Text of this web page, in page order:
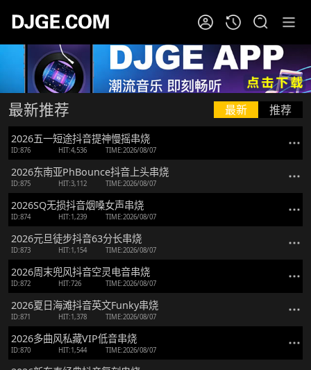
最新推荐 最新 推荐
2026五一短途抖音提神慢摇串烧
ID:876 HIT:4,536 TIME:2026/08/07
2026东南亚PhBounce抖音上头串烧
ID:875 HIT:3,112 TIME:2026/08/07
2026SQ无损抖音烟嗓女声串烧
ID:874 HIT:1,239 TIME:2026/08/07
2026元旦徒步抖音63分长串烧
ID:873 HIT:1,154 TIME:2026/08/07
2026周末兜风抖音空灵电音串烧
ID:872 HIT:726 TIME:2026/08/07
2026夏日海滩抖音英文Funky串烧
ID:871 HIT:1,378 TIME:2026/08/07
2026多曲风私藏VIP低音串烧
ID:870 HIT:1,544 TIME:2026/08/07